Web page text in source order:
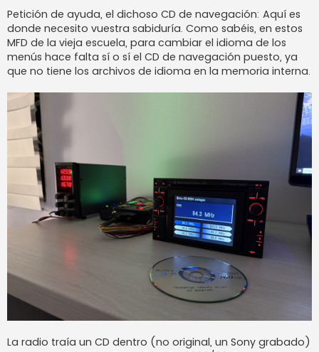
Petición de ayuda, el dichoso CD de navegación: Aquí es
donde necesito vuestra sabiduría. Como sabéis, en estos
MFD de la vieja escuela, para cambiar el idioma de los
menús hace falta sí o sí el CD de navegación puesto, ya
que no tiene los archivos de idioma en la memoria interna.
La radio traía un CD dentro (no original, un Sony grabado)